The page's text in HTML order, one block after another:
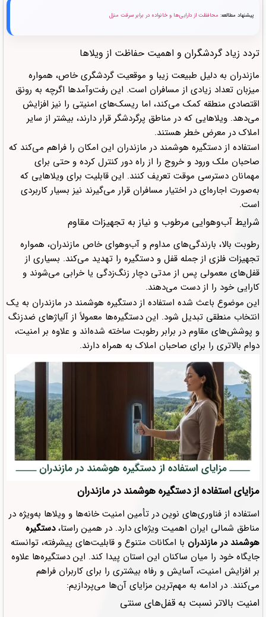
پیشنهاد مطالعه: محافظت از دارایی‌ها و خانواده در برابر سرقت منزل
تردد زیاد گردشگران و اهمیت حفاظت از ویلاها
مازندران به دلیل طبیعت زیبا و موقعیت گردشگری خاص، همواره
میزبان تعداد زیادی از مسافران است. این رفت‌وآمدها اگرچه به رونق
اقتصادی منطقه کمک می‌کند، اما ریسک‌های امنیتی را نیز افزایش
می‌دهد. ویلاهایی که در مناطق پرگردشگر قرار دارند، بیشتر از سایر
املاک در معرض خطر هستند.
استفاده از دستگیره هوشمند در مازندران این امکان را فراهم می‌کند که
صاحبان ملک ورود و خروج را از راه دور کنترل کرده و حتی برای
مهمانان دسترسی موقت تعریف کنند. این قابلیت برای ویلاهایی که
به‌صورت اجاره‌ای در اختیار مسافران قرار می‌گیرند نیز بسیار کاربردی
است.
شرایط آب‌وهوایی مرطوب و نیاز به تجهیزات مقاوم
رطوبت بالا، بارندگی‌های مداوم و آب‌وهوای خاص مازندران، همواره
تجهیزات فلزی از جمله قفل و دستگیره را تهدید می‌کند. بسیاری از
قفل‌های معمولی پس از مدتی دچار زنگ‌زدگی یا خرابی می‌شوند و
کارایی خود را از دست می‌دهند.
این موضوع باعث شده استفاده از دستگیره هوشمند در مازندران به یک
انتخاب منطقی تبدیل شود. این دستگیره‌ها معمولاً از آلیاژهای ضدزنگ
و پوشش‌های مقاوم در برابر رطوبت ساخته شده‌اند و علاوه بر امنیت،
دوام بالاتری را برای صاحبان املاک به همراه دارند.
مزایای استفاده از دستگیره هوشمند در مازندران
استفاده از فناوری‌های نوین در تأمین امنیت خانه‌ها و ویلاها به‌ویژه در
مناطق شمالی ایران اهمیت ویژه‌ای دارد. در همین راستا،دستگیره
هوشمند در مازندران با امکانات متنوع و قابلیت‌های پیشرفته، توانسته
جایگاه خود را میان ساکنان این استان پیدا کند. این دستگیره‌ها علاوه
بر افزایش امنیت، آسایش و رفاه بیشتری را برای کاربران فراهم
می‌کنند. در ادامه به مهم‌ترین مزایای آن‌ها می‌پردازیم:
امنیت بالاتر نسبت به قفل‌های سنتی